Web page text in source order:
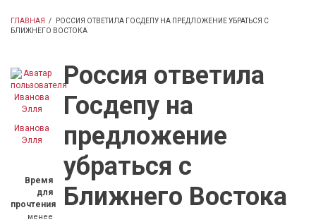
ГЛАВНАЯ /
РОССИЯ ОТВЕТИЛА ГОСДЕПУ НА ПРЕДЛОЖЕНИЕ УБРАТЬСЯ С
БЛИЖНЕГО ВОСТОКА
Иванова
Элля
Время
для
прочтения
менее
Россия ответила
Госдепу на
предложение
убраться с
Ближнего Востока